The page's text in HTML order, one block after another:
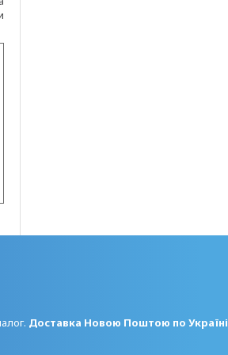
Доставка Новою Поштою по Україні